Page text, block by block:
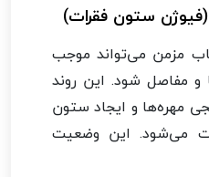
ستون فقرات)
مزمن می‌تواند موجب
مفاصل شود. این روند
مهره‌ها و ایجاد ستون
می‌شود. این وضعیت